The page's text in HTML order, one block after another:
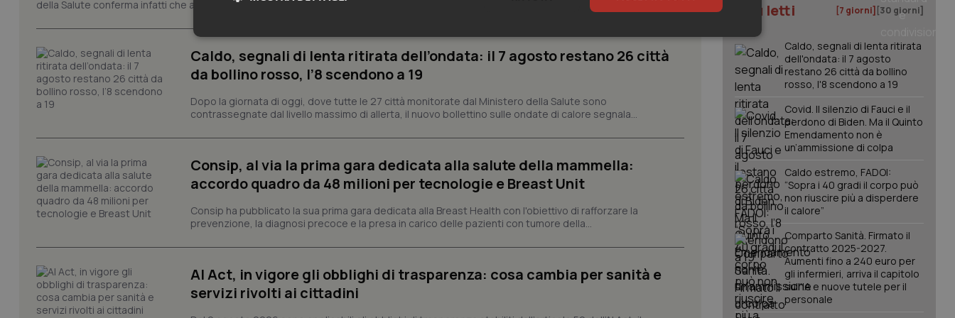
della Salute conferma infatti che anche domenica 9 agosto saranno 19 le città contrassegnate...
Caldo, segnali di lenta ritirata dell’ondata: il 7 agosto restano 26 città
da bollino rosso, l’8 scendono a 19
Dopo la giornata di oggi, dove tutte le 27 città monitorate dal Ministero della Salute sono
contrassegnate dal livello massimo di allerta, il nuovo bollettino sulle ondate di calore segnala...
Consip, al via la prima gara dedicata alla salute della mammella:
accordo quadro da 48 milioni per tecnologie e Breast Unit
Consip ha pubblicato la sua prima gara dedicata alla Breast Health con l'obiettivo di rafforzare la
prevenzione, la diagnosi precoce e la presa in carico delle pazienti con tumore della...
AI Act, in vigore gli obblighi di trasparenza: cosa cambia per sanità e
servizi rivolti ai cittadini
I più letti [7 giorni] [30 giorni]
Caldo, segnali di lenta ritirata
dell'ondata: il 7 agosto
restano 26 città da bollino
rosso, l'8 scendono a 19
Covid. Il silenzio di Fauci e il
perdono di Biden. Ma il Quinto
Emendamento non è
un’ammissione di colpa
Caldo estremo, FADOI:
“Sopra i 40 gradi il corpo può
non riuscire più a disperdere
il calore”
Comparto Sanità. Firmato il
contratto 2025-2027.
Aumenti fino a 240 euro per
gli infermieri, arriva il capitolo
sull'IA e nuove tutele per il
personale
Necessari Statistici Marketing
Necessari Statistici Marketing
I cookie necessari contribuiscono a rendere fruibile il sito web abilitandone funzionalità di base quali la navigazione sulle pagine
e l'accesso alle aree protette del sito. Il sito web non è in grado di funzionare correttamente senza questi cookie.
VISITOR_PRIVACY_METADATA
.youtube.com
5 mesi 4
settimane
Questo cookie viene utilizzato per memorizzare le
scelte di consenso e privacy dell'utente per la loro
del visitatore riguardo a varie politiche e
preferenze siano onorate nelle sessioni future.
CookieScriptConsent